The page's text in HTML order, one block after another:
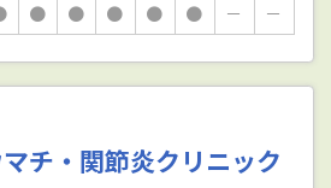
● ● ● ● ● － －
チ・関節炎クリニック